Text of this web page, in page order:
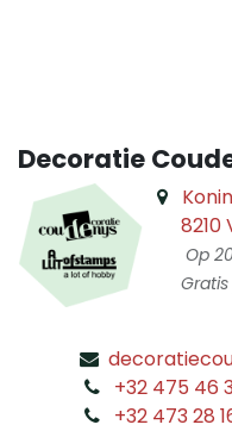
Decoratie
8210
Op
Gratis
+32 475 46
+32 473 28